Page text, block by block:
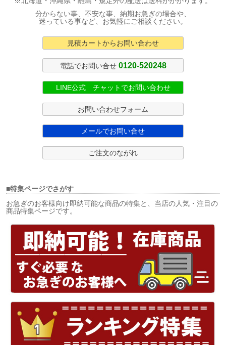
分からない事、不安な事、納期お急ぎの場合や、
迷っている事など、お気軽にご相談ください。
見積カートからお問い合わせ
電話でお問い合せ 0120-520248
LINE公式 チャットでお問い合わせ
お問い合わせフォーム
メールでお問い合せ
ご注文のながれ
■特集ページでさがす
お急ぎのお客様向け即納可能な商品の特集と、当店の人気・注目の
商品特集ページです。